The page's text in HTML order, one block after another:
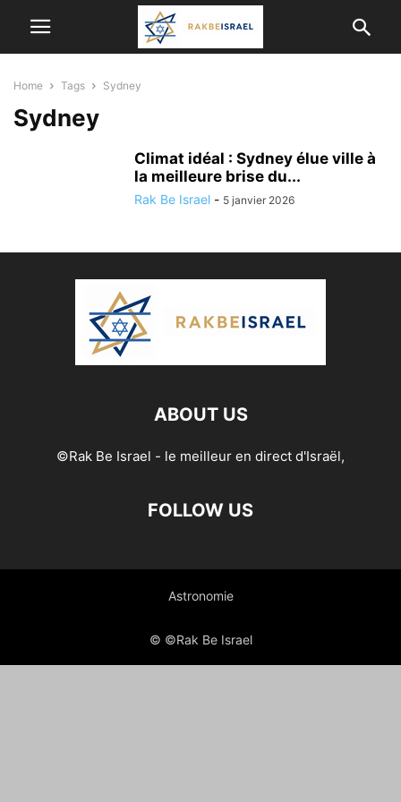
Home Tags Sydney
Sydney
Climat idéal : Sydney élue ville à
la meilleure brise du...
Rak Be Israel - 5 janvier 2026
ABOUT US
©Rak Be Israel - le meilleur en direct d'Israël,
FOLLOW US
Astronomie
© ©Rak Be Israel